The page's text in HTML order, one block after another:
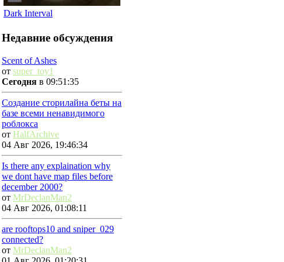
Dark Interval
Недавние обсуждения
Scent of Ashes
от super_toy1
Сегодня в 09:51:35
Создание сторилайна беты на
базе всеми ненавидимого
роблокса
от HalfArchive
04 Авг 2026, 19:46:34
Is there any explaination why
we dont have map files before
december 2000?
от MrDeclanMan2
04 Авг 2026, 01:08:11
are rooftops10 and sniper_029
connected?
от MrDeclanMan2